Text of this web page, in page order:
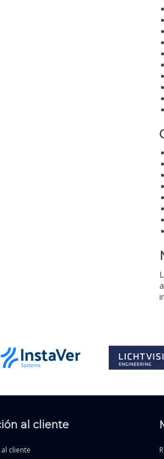
al cliente
cliente